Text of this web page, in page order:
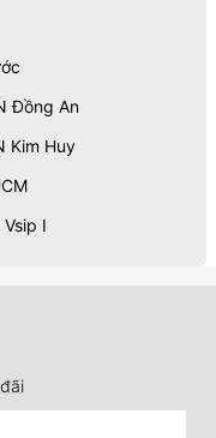
Đồng An
Kim Huy
I